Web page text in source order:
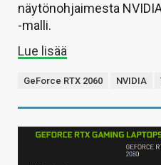
näytönohjaimesta
-malli.
Lue lisää
GeForce RTX 2060 NVIDIA